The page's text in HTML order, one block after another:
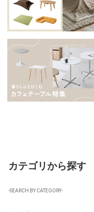
カテゴリから探す
-SEARCH BY CATEGORY-